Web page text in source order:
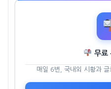
무료
매일 6번, 국내외 시황과